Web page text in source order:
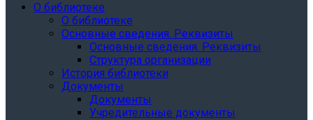
О библиотеке
О библиотеке
Основные сведения. Реквизиты
Основные сведения. Реквизиты
Структура организации
История библиотеки
Документы
Документы
Учредительные документы